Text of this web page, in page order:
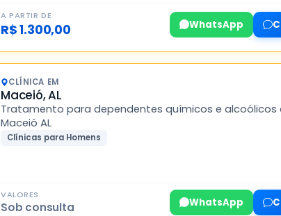
A PARTIR DE
R$ 1.300,00 WhatsApp
CLÍNICA EM
Maceió, AL
Tratamento para dependentes químicos e alcoólicos
Maceió AL
Clínicas para Homens
VALORES
Sob consulta WhatsApp